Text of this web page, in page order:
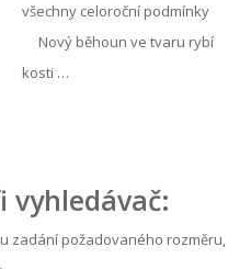
všechny celoroční podmínky
Nový běhoun ve tvaru rybí
kosti …
vyhledávač:
zadání požadovaného rozměru,